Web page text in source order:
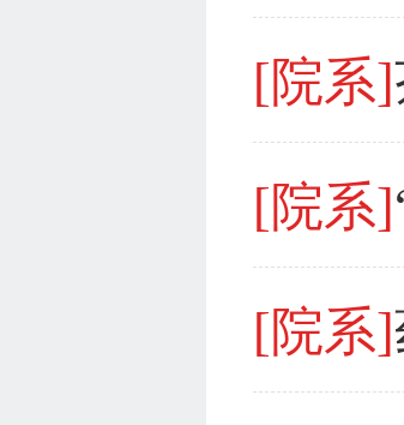
[院系]
[院系]
[院系]